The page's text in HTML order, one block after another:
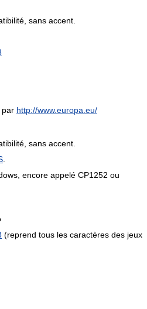
sans accent.
par http://www.europa.eu/
sans accent.
encore appelé CP1252 ou
(reprend tous les caractères des jeux